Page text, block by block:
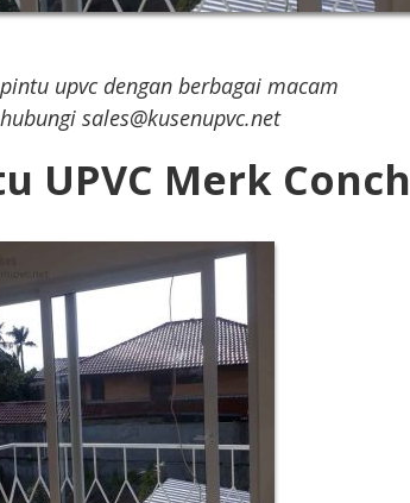
upvc dengan berbagai macam
sales@kusenupvc.net
UPVC Merk Conch